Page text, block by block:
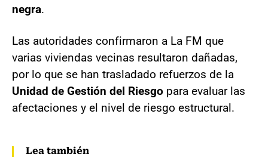
negra.
Las autoridades confirmaron a La FM que
varias viviendas vecinas resultaron dañadas,
por lo que se han trasladado refuerzos de la
Unidad de Gestión del Riesgo para evaluar las
afectaciones y el nivel de riesgo estructural.
Lea también